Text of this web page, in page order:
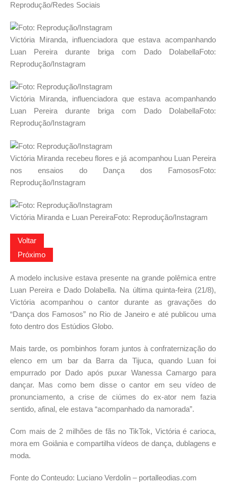
Reprodução/Redes Sociais
Victória Miranda, influenciadora que estava acompanhando
Luan Pereira durante briga com Dado DolabellaFoto:
Reprodução/Instagram
Victória Miranda, influenciadora que estava acompanhando
Luan Pereira durante briga com Dado DolabellaFoto:
Reprodução/Instagram
Victória Miranda recebeu flores e já acompanhou Luan Pereira
nos ensaios do Dança dos FamososFoto:
Reprodução/Instagram
Victória Miranda e Luan PereiraFoto: Reprodução/Instagram
Voltar
Próximo
A modelo inclusive estava presente na grande polêmica entre
Luan Pereira e Dado Dolabella. Na última quinta-feira (21/8),
Victória acompanhou o cantor durante as gravações do
“Dança dos Famosos” no Rio de Janeiro e até publicou uma
foto dentro dos Estúdios Globo.
Mais tarde, os pombinhos foram juntos à confraternização do
elenco em um bar da Barra da Tijuca, quando Luan foi
empurrado por Dado após puxar Wanessa Camargo para
dançar. Mas como bem disse o cantor em seu vídeo de
pronunciamento, a crise de ciúmes do ex-ator nem fazia
sentido, afinal, ele estava “acompanhado da namorada”.
Com mais de 2 milhões de fãs no TikTok, Victória é carioca,
mora em Goiânia e compartilha vídeos de dança, dublagens e
moda.
Fonte do Conteudo: Luciano Verdolin – portalleodias.com